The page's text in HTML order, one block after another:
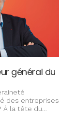
général du
des entreprises
À la tête du